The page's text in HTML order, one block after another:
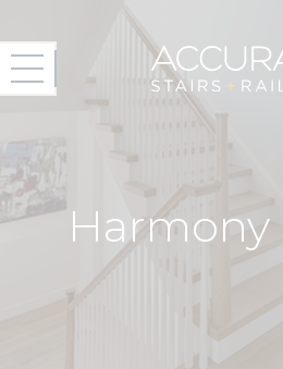
Harmony